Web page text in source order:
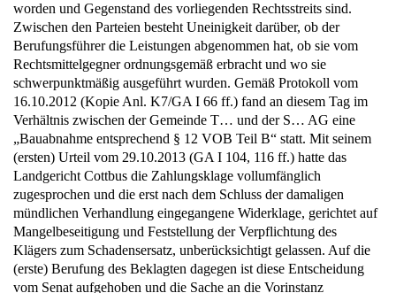
worden und Gegenstand des vorliegenden Rechtsstreits sind.
Zwischen den Parteien besteht Uneinigkeit darüber, ob der
Berufungsführer die Leistungen abgenommen hat, ob sie vom
Rechtsmittelgegner ordnungsgemäß erbracht und wo sie
schwerpunktmäßig ausgeführt wurden. Gemäß Protokoll vom
16.10.2012 (Kopie Anl. K7/GA I 66 ff.) fand an diesem Tag im
Verhältnis zwischen der Gemeinde T… und der S… AG eine
„Bauabnahme entsprechend § 12 VOB Teil B“ statt. Mit seinem
(ersten) Urteil vom 29.10.2013 (GA I 104, 116 ff.) hatte das
Landgericht Cottbus die Zahlungsklage vollumfänglich
zugesprochen und die erst nach dem Schluss der damaligen
mündlichen Verhandlung eingegangene Widerklage, gerichtet auf
Mangelbeseitigung und Feststellung der Verpflichtung des
Klägers zum Schadensersatz, unberücksichtigt gelassen. Auf die
(erste) Berufung des Beklagten dagegen ist diese Entscheidung
vom Senat aufgehoben und die Sache an die Vorinstanz